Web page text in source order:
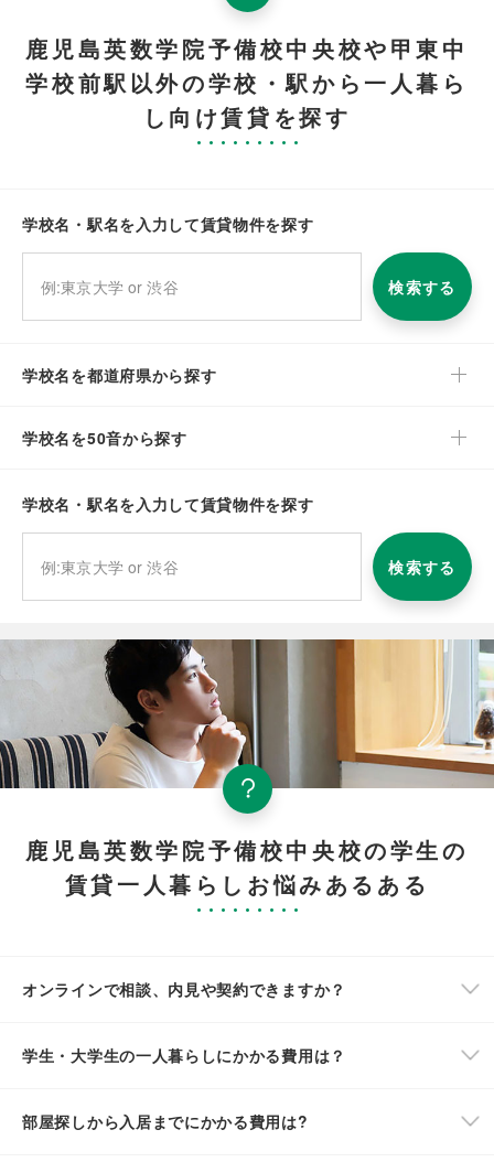
鹿児島英数学院予備校中央校や甲東中
学校前駅以外の学校・駅から一人暮ら
し向け賃貸を探す
学校名・駅名を入力して賃貸物件を探す
検索する
学校名を都道府県から探す
学校名を50音から探す
学校名・駅名を入力して賃貸物件を探す
検索する
鹿児島英数学院予備校中央校の学生の
賃貸一人暮らしお悩みあるある
オンラインで相談、内見や契約できますか？
学生・大学生の一人暮らしにかかる費用は？
部屋探しから入居までにかかる費用は?